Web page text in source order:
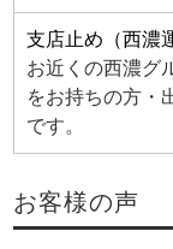
支店止め（西濃
お近くの西濃グ
をお持ちの方・
です。
お客様の声